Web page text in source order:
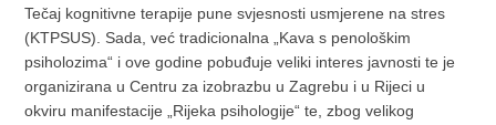
Tečaj kognitivne terapije pune svjesnosti usmjerene na stres
(KTPSUS). Sada, već tradicionalna „Kava s penološkim
psiholozima“ i ove godine pobuđuje veliki interes javnosti te je
organizirana u Centru za izobrazbu u Zagrebu i u Rijeci u
okviru manifestacije „Rijeka psihologije“ te, zbog velikog